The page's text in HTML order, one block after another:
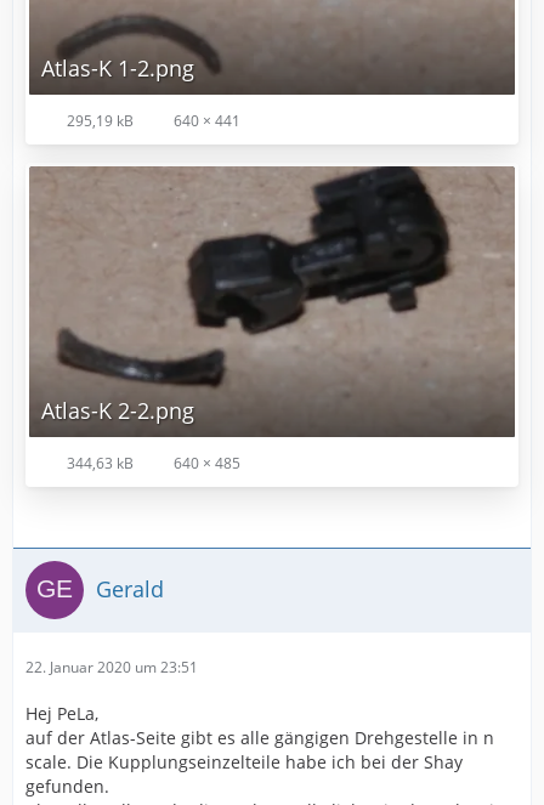
Atlas-K 1-2.png
295,19 kB 640 × 441
Atlas-K 2-2.png
344,63 kB 640 × 485
Gerald
22. Januar 2020 um 23:51
Hej PeLa,
auf der Atlas-Seite gibt es alle gängigen Drehgestelle in n
scale. Die Kupplungseinzelteile habe ich bei der Shay
gefunden.